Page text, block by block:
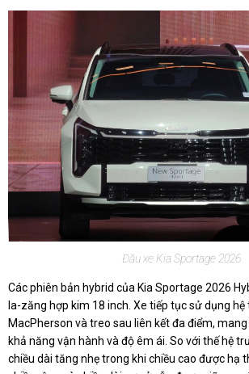
Đầu xe Kia Sportage 2026
Các phiên bản hybrid của Kia Sportage 2026
la-zăng hợp kim 18 inch. Xe tiếp tục sử dụng
MacPherson và treo sau liên kết đa điểm,
khả năng vận hành và độ êm ái. So với thế hệ
chiều dài tăng nhẹ trong khi chiều cao được hạ